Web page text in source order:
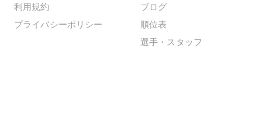
利用規約
プライバシーポリシー
ブログ
順位表
選手・スタッフ